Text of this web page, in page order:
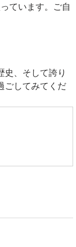
ています。ご自
史、そして誇り
ごしてみてくだ